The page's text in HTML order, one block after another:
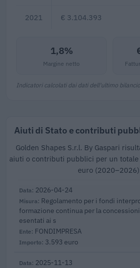
2021 € 3.104.393
1,8%
Margine netto
Indicatori calcolati dai dati dell'ultimo
Aiuti di Stato e contributi
Golden Shapes S.r.l. By Gaspari
aiuti o contributi pubblici per un
euro
2026-04-24
Regolamento per i fondi
formazione continua per la
esentati ai s
FONDIMPRESA
3.593 euro
2025-11-13